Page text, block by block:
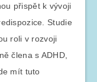
přispět k vývoji
Studie
roli v rozvoji
člena s ADHD,
mít tuto